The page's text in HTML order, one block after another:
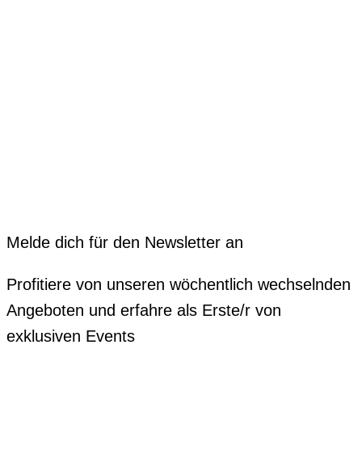
Melde dich für den Newsletter an
Profitiere von unseren wöchentlich wechselnden
Angeboten und erfahre als Erste/r von
exklusiven Events